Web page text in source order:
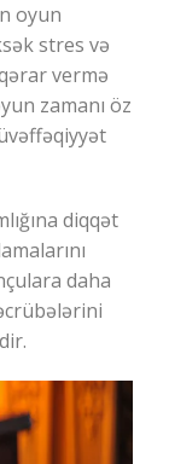
oyun
stres və
vermə
zamanı öz
diqqət
daha